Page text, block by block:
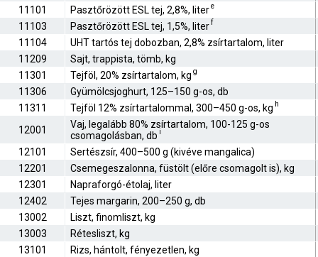
11101
Pasztőrözött ESL tej, 2,8%, litere
11103 Pasztőrözött ESL tej, 1,5%, literf
11104
UHT tartós tej dobozban, 2,8% zsírtartalom, liter
11209
Sajt, trappista, tömb, kg
11301
Tejföl, 20% zsírtartalom, kg g
11306
Gyümölcsjoghurt, 125–150 g-os, db
11311
Tejföl 12% zsírtartalommal, 300–450 g-os, kg h
12001
Vaj, legalább 80% zsírtartalom, 100-125 g-os
csomagolásban, db i
12101
Sertészsír, 400–500 g (kivéve mangalica)
12201
Csemegeszalonna, füstölt (előre csomagolt is), kg
12301
Napraforgó-étolaj, liter
12402
Tejes margarin, 200–250 g, db
13002
Liszt, finomliszt, kg
13003
Rétesliszt, kg
13101
Rizs, hántolt, fényezetlen, kg